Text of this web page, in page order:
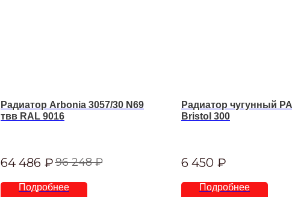
Радиатор Arbonia 3057/30 N69
твв RAL 9016
64 486 ₽96 248 ₽
Подробнее
Радиатор чугунный
Bristol 300
6 450 ₽
Подробнее